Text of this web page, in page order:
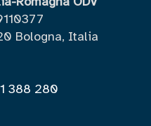
Bologna, Italia
388 280